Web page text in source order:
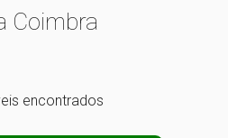
Coimbra
encontrados